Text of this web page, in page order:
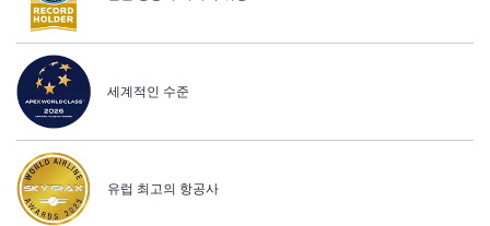
세계적인 수준
유럽 최고의 항공사